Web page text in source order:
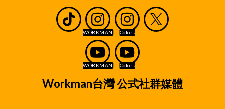
Workman台灣 公式社群媒體